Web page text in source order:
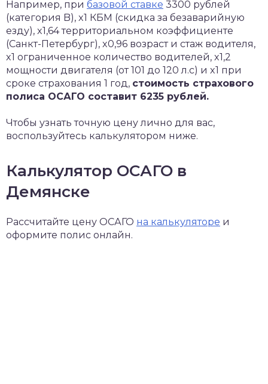
Например, при базовой ставке 3300 рублей
(категория B), x1 КБМ (скидка за безаварийную
езду), x1,64 территориальном коэффициенте
(Санкт-Петербург), x0,96 возраст и стаж водителя,
x1 ограниченное количество водителей, x1,2
мощности двигателя (от 101 до 120 л.с) и x1 при
сроке страхования 1 год, стоимость страхового
полиса ОСАГО составит 6235 рублей.
Чтобы узнать точную цену лично для вас,
воспользуйтесь калькулятором ниже.
Калькулятор ОСАГО в
Демянске
Рассчитайте цену ОСАГО на калькуляторе и
оформите полис онлайн.